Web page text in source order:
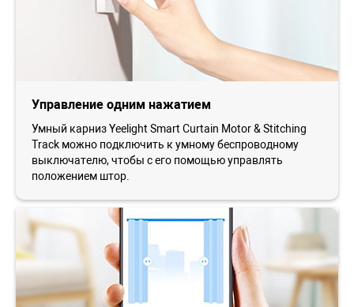
Управление одним нажатием
Умный карниз Yeelight Smart Curtain Motor & Stitching
Track можно подключить к умному беспроводному
выключателю, чтобы с его помощью управлять
положением штор.